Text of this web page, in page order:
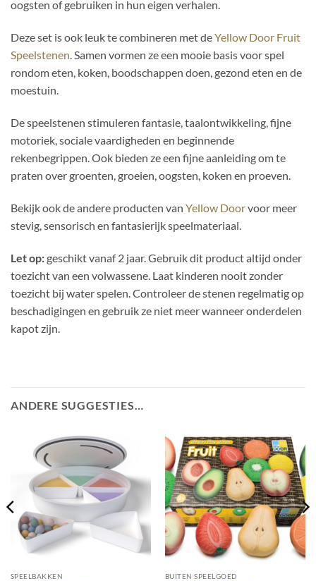
oogsten of gebruiken in hun eigen verhalen.
Deze set is ook leuk te combineren met deYellow Door Fruit
Speelstenen . Samen vormen ze een mooie basis voor spel
rondom eten, koken, boodschappen doen, gezond eten en de
moestuin.
De speelstenen stimuleren fantasie, taalontwikkeling, fijne
motoriek, sociale vaardigheden en beginnende
rekenbegrippen. Ook bieden ze een fijne aanleiding om te
praten over groenten, groeien, oogsten, koken en proeven.
Bekijk ook de andere producten van Yellow Doorvoor meer
stevig, sensorisch en fantasierijk speelmateriaal.
Let op:geschikt vanaf 2 jaar. Gebruik dit product altijd onder
toezicht van een volwassene. Laat kinderen nooit zonder
toezicht bij water spelen. Controleer de stenen regelmatig op
beschadigingen en gebruik ze niet meer wanneer onderdelen
kapot zijn.
ANDERE SUGGESTIES…
SPEELBAKKEN BUITEN SPEELGOED